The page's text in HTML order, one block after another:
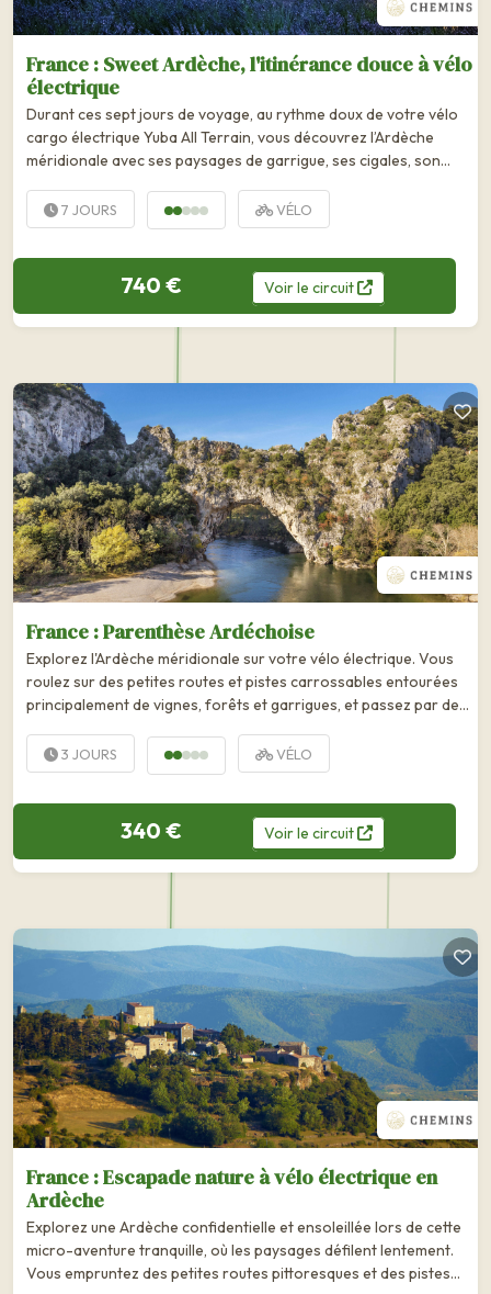
France : Sweet Ardèche, l'itinérance douce à vélo
électrique
Durant ces sept jours de voyage, au rythme doux de votre vélo
cargo électrique Yuba All Terrain, vous découvrez l’Ardèche
méridionale avec ses paysages de garrigue, ses cigales, son
7 JOURS VÉLO
740 € Voirle circuit
France : Parenthèse Ardéchoise
Explorez l'Ardèche méridionale sur votre vélo électrique. Vous
roulez sur des petites routes et pistes carrossables entourées
principalement de vignes, forêts et garrigues, et passez par des
3 JOURS VÉLO
340 € Voirle circuit
France : Escapade nature à vélo électrique en
Ardèche
Explorez une Ardèche confidentielle et ensoleillée lors de cette
micro-aventure tranquille, où les paysages défilent lentement.
Vous empruntez des petites routes pittoresques et des pistes